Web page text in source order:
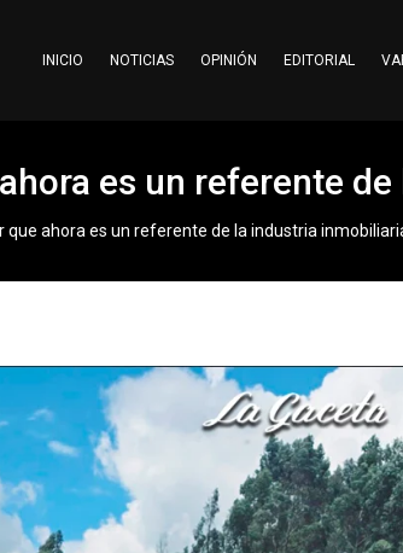
INICIO NOTICIAS OPINIÓN EDITORIAL
es un referente
que ahora es un referente de la industria